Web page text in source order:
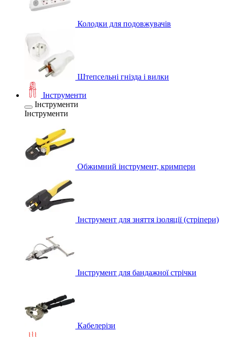
Колодки для подовжувачів
Штепсельні гнізда і вилки
Інструменти
Інструменти
Інструменти
Обжимний інструмент, кримпери
Інструмент для зняття ізоляції (стріпери)
Інструмент для бандажної стрічки
Кабелерізи